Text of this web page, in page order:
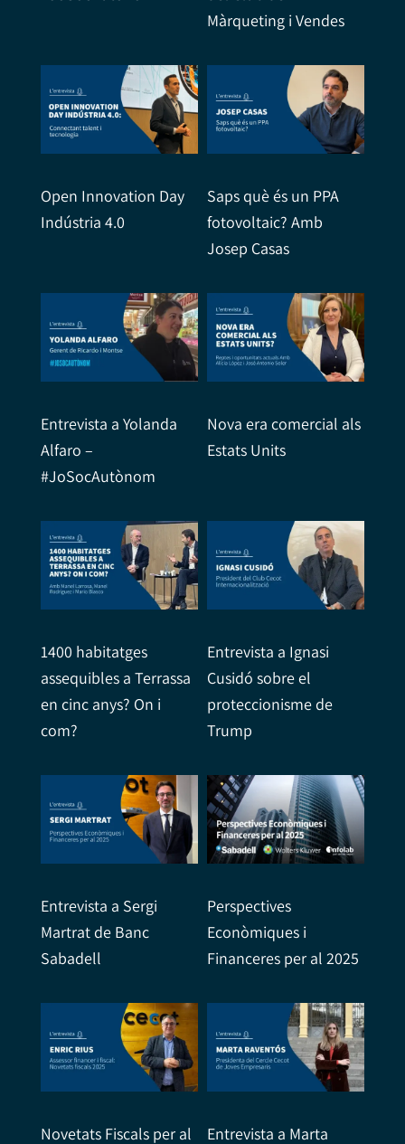
Màrqueting i Vendes
Open Innovation Day
Indústria 4.0
Saps què és un PPA
fotovoltaic? Amb
Josep Casas
Entrevista a Yolanda
Alfaro –
#JoSocAutònom
Nova era comercial als
Estats Units
1400 habitatges
assequibles a Terrassa
en cinc anys? On i
com?
Entrevista a Ignasi
Cusidó sobre el
proteccionisme de
Trump
Entrevista a Sergi
Martrat de Banc
Sabadell
Perspectives
Econòmiques i
Financeres per al 2025
Novetats Fiscals per al
Entrevista a Marta